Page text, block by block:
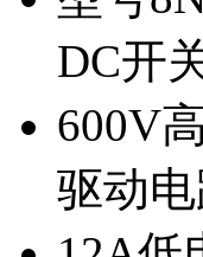
DC开
600V
驱动电